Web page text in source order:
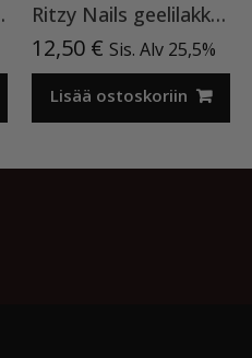
vapaa Ritzy Nails geelilakka ”Red Velvet” 45 TPO vapaa, 9 ml
12,50 € Sis. Alv 25,5%
Lisää ostoskoriin